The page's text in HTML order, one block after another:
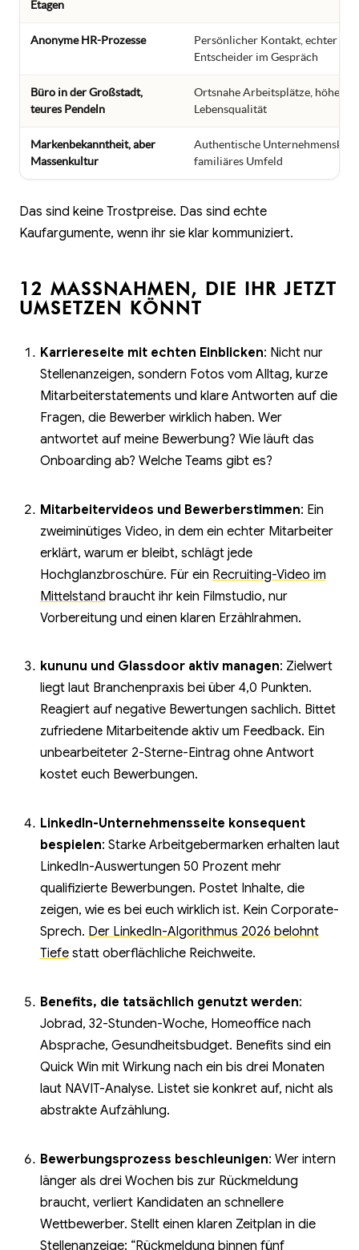
Etagen
Anonyme HR-Prozesse
Persönlicher Kontakt, echter
Entscheider im Gespräch
Büro in der Großstadt,
teures Pendeln
Ortsnahe Arbeitsplätze, höhere
Lebensqualität
Markenbekanntheit, aber
Massenkultur
Authentische
familiäres Umfeld
Das sind keine Trostpreise. Das sind echte
Kaufargumente, wenn ihr sie klar kommuniziert.
12 MASSNAHMEN, DIE IHR JETZT U
MSETZEN KÖNNT
Karriereseite mit echten Einblicken: Nicht nur
Stellenanzeigen, sondern Fotos vom Alltag, kurze
Mitarbeiterstatements und klare Antworten auf die
Fragen, die Bewerber wirklich haben. Wer
antwortet auf meine Bewerbung? Wie läuft das
Onboarding ab? Welche Teams gibt es?
Mitarbeitervideos und Bewerberstimmen: Ein
zweiminütiges Video, in dem ein echter Mitarbeiter
erklärt, warum er bleibt, schlägt jede
Hochglanzbroschüre. Für ein Recruiting-Video im
Mittelstand braucht ihr kein Filmstudio, nur
Vorbereitung und einen klaren Erzählrahmen.
kununu und Glassdoor aktiv managen: Zielwert
liegt laut Branchenpraxis bei über 4,0 Punkten.
Reagiert auf negative Bewertungen sachlich. Bittet
zufriedene Mitarbeitende aktiv um Feedback. Ein
unbearbeiteter 2-Sterne-Eintrag ohne Antwort
kostet euch Bewerbungen.
LinkedIn-Unternehmensseite konsequent
bespielen: Starke Arbeitgebermarken erhalten laut
LinkedIn-Auswertungen 50 Prozent mehr
qualifizierte Bewerbungen. Postet Inhalte, die
zeigen, wie es bei euch wirklich ist. Kein Corporate-
Sprech. Der LinkedIn-Algorithmus 2026 belohnt
Tiefestatt oberflächliche Reichweite.
Benefits, die tatsächlich genutzt werden:
Jobrad, 32-Stunden-Woche, Homeoffice nach
Absprache, Gesundheitsbudget. Benefits sind ein
Quick Win mit Wirkung nach ein bis drei Monaten
laut NAVIT-Analyse. Listet sie konkret auf, nicht als
abstrakte Aufzählung.
Bewerbungsprozess beschleunigen: Wer intern
länger als drei Wochen bis zur Rückmeldung
braucht, verliert Kandidaten an schnellere
Wettbewerber. Stellt einen klaren Zeitplan in die
Stellenanzeige: “Rückmeldung binnen fünf